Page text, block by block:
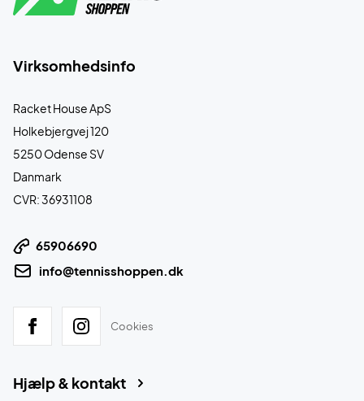
Virksomhedsinfo
Racket House ApS
Holkebjergvej 120
5250 Odense SV
Danmark
CVR: 36931108
65906690
info@tennisshoppen.dk
Cookies
Hjælp & kontakt